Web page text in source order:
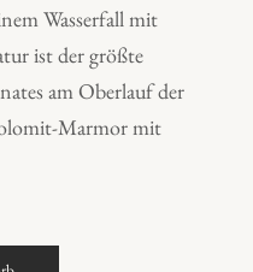
Wasserfall mit
ist der größte
am Oberlauf der
Marmor mit